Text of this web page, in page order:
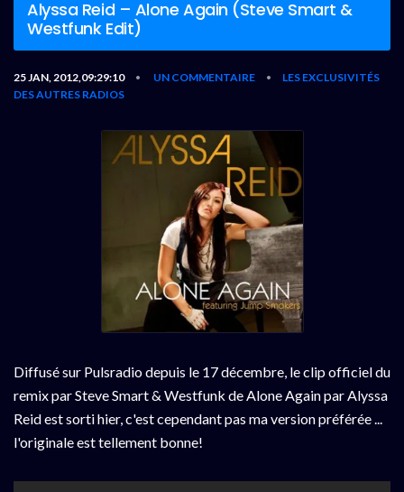
Alyssa Reid – Alone Again (Steve Smart &
Westfunk Edit)
25 JAN, 2012,09:29:10 • UN COMMENTAIRE •
LES EXCLUSIVITÉS
DES AUTRES RADIOS
Diffusé sur Pulsradio depuis le 17 décembre, le clip officiel du
remix par Steve Smart & Westfunk de Alone Again par Alyssa
Reid est sorti hier, c'est cependant pas ma version préférée ...
l'originale est tellement bonne!